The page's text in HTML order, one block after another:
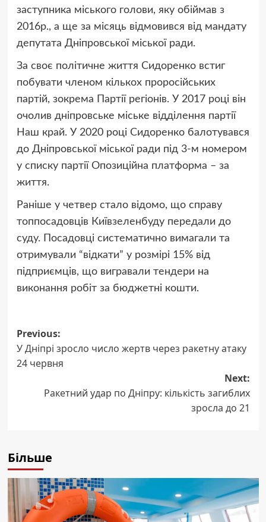
заступника міського голови, яку обіймав з
2016р., а ще за місяць відмовився від мандату
депутата Дніпровської міської ради.
За своє політичне життя Сидоренко встиг
побувати членом кількох проросійських
партій, зокрема Партії регіонів. У 2017 році він
очолив дніпровське міське відділення партії
Наш край. У 2020 році Сидоренко балотувався
до Дніпровської міської ради під 3-м номером
у списку партії Опозиційна платформа – за
життя.
Раніше у четвер стало відомо, що справу
топпосадовців Київзеленбуду передали до
суду. Посадовці систематично вимагали та
отримували “відкати” у розмірі 15% від
підприємців, що вигравали тендери на
виконання робіт за бюджетні кошти.
Post
navigation
Previous:
У Дніпрі зросло число жертв через ракетну атаку
24 червня
Next:
Ракетний удар по Дніпру: кількість загиблих
зросла до 21
Більше